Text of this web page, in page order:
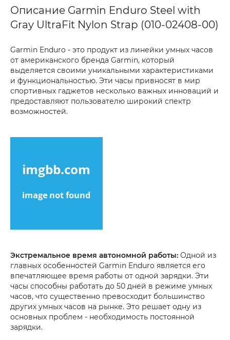
Описание Garmin Enduro Steel with
Gray UltraFit Nylon Strap (010-02408-00)
Garmin Enduro - это продукт из линейки умных часов
от американского бренда Garmin, который
выделяется своими уникальными характеристиками
и функциональностью. Эти часы привносят в мир
спортивных гаджетов несколько важных инноваций и
предоставляют пользователю широкий спектр
возможностей.
Экстремальное время автономной работы: Одной из
главных особенностей Garmin Enduro является его
впечатляющее время работы от одной зарядки. Эти
часы способны работать до 50 дней в режиме умных
часов, что существенно превосходит большинство
других умных часов на рынке. Это решает одну из
основных проблем - необходимость постоянной
зарядки.